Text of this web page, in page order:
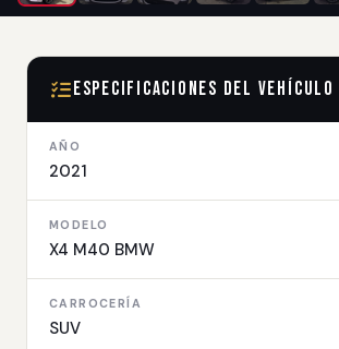
Especificaciones del Vehículo
AÑO
2021
MODELO
X4 M40 BMW
CARROCERÍA
SUV